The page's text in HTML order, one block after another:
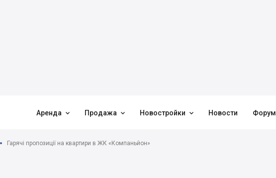
Аренда  Продажа  Новостройки  Новости Форум
Гарячі пропозиції на квартири в ЖК «Компаньйон»